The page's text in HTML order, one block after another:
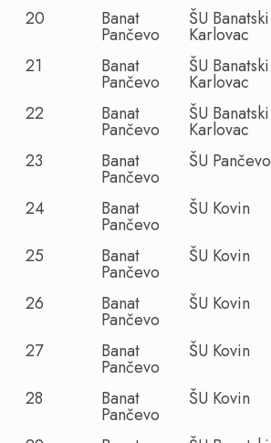
20
Banat
Pančevo
ŠU Banatski
Karlovac
21
Banat
Pančevo
ŠU Banatski
Karlovac
22
Banat
Pančevo
ŠU Banatski
Karlovac
23
Banat
Pančevo
ŠU Pančevo
24
Banat
Pančevo
ŠU Kovin
25
Banat
Pančevo
ŠU Kovin
26
Banat
Pančevo
ŠU Kovin
27
Banat
Pančevo
ŠU Kovin
28
Banat
Pančevo
ŠU Kovin